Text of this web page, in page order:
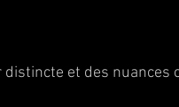
et des nuances